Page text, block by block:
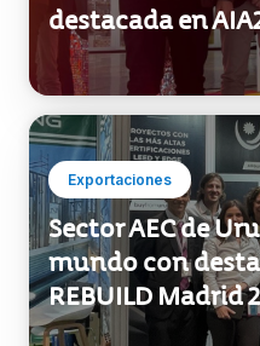
construcción
destacada en
Exportaciones
Sector AEC de
mundo con
REBUILD Madrid